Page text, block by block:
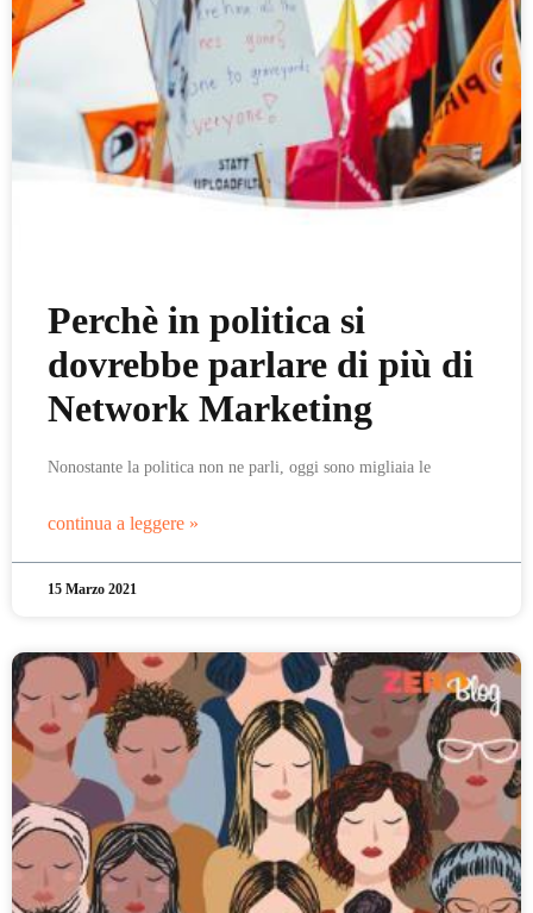
Perchè in politica si
dovrebbe parlare di più di
Network Marketing
Nonostante la politica non ne parli, oggi sono migliaia le
continua a leggere »
15 Marzo 2021